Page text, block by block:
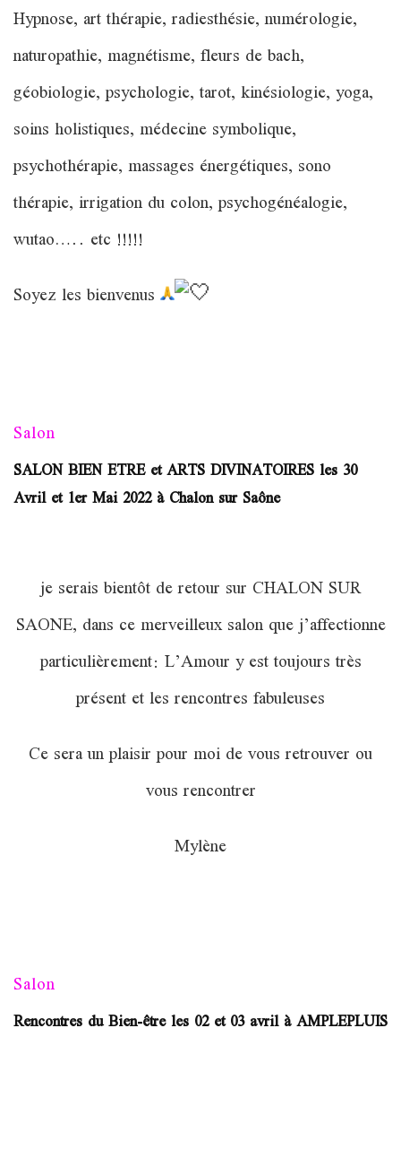
Bien
et
holistiques
samedi
Juin
Saint
la
Hypnose, art thérapie, radiesthésie, numérologie,
naturopathie, magnétisme, fleurs de bach,
géobiologie, psychologie, tarot, kinésiologie, yoga,
soins holistiques, médecine symbolique,
psychothérapie, massages énergétiques, sono
thérapie, irrigation du colon, psychogénéalogie,
wutao….. etc !!!!!
Soyez les bienvenus
Salon
SALON BIEN ETRE et ARTS DIVINATOIRES les 30
Avril et 1er Mai 2022 à Chalon sur Saône
je serais bientôt de retour sur CHALON SUR
SAONE, dans ce merveilleux salon que j’affectionne
particulièrement: L’Amour y est toujours très
présent et les rencontres fabuleuses
Ce sera un plaisir pour moi de vous retrouver ou
vous rencontrer
Mylène
Salon
Rencontres du Bien-être les 02 et 03 avril à AMPLEPLUIS